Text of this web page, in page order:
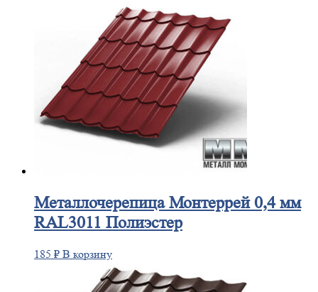
МеталлочерепицаМонтеррей 0,4 мм
RAL3011 Полиэстер
185 ₽ В корзину